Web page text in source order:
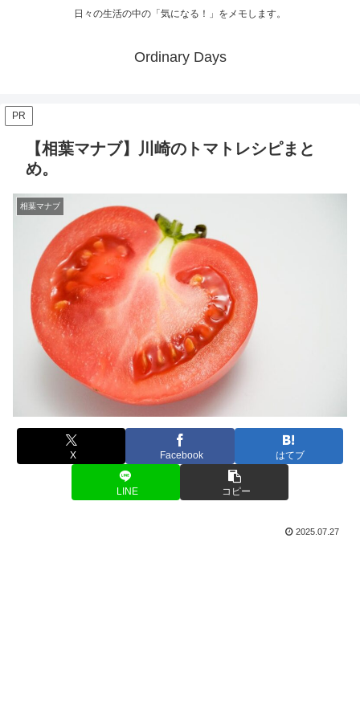
日々の生活の中の「気になる！」をメモします。
Ordinary Days
PR
【相葉マナブ】川崎のトマトレシピまと
め。
相葉マナブ
X Facebook はてブ
LINE コピー
2025.07.27